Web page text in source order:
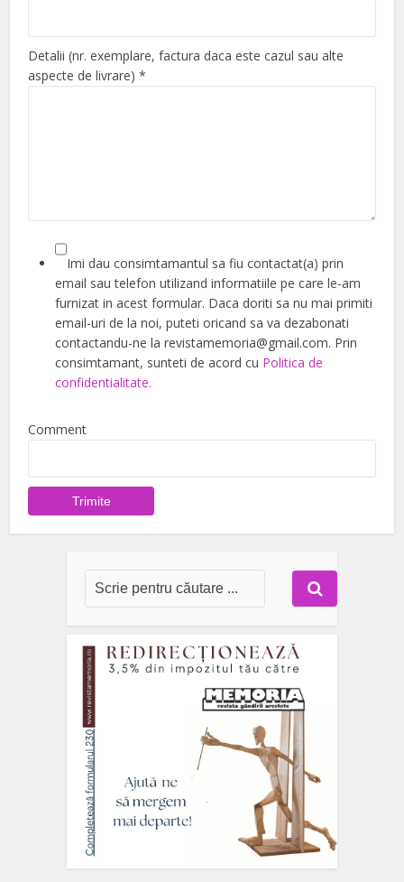
Detalii (nr. exemplare, factura daca este cazul sau alte
aspecte de livrare)*
Imi dau consimtamantul sa fiu contactat(a) prin
email sau telefon utilizand informatiile pe care le-am
furnizat in acest formular. Daca doriti sa nu mai primiti
email-uri de la noi, puteti oricand sa va dezabonati
contactandu-ne la revistamemoria@gmail.com. Prin
consimtamant, sunteti de acord cu Politica de
confidentialitate.
Comment
Trimite